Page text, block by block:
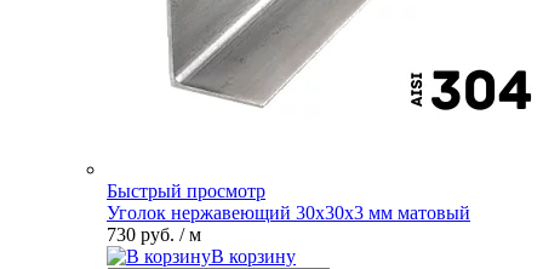
Быстрый просмотр
Уголок нержавеющий 30х30х3 мм матовый
730 руб. / м
В корзину